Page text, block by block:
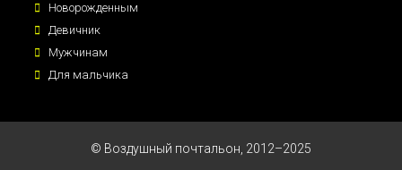
Новорожденным
Девичник
Мужчинам
Для мальчика
© Воздушный почтальон, 2012–2025